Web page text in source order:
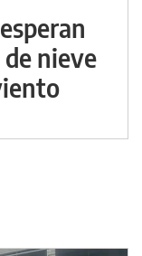
nieve